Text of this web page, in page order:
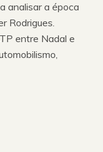
analisar a época
Rodrigues.
entre Nadal e